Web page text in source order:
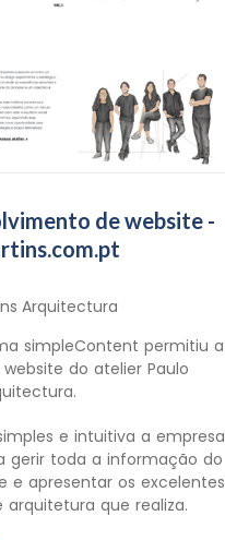
de website -
Arquitectura
simpleContent permitiu a
do atelier Paulo
e intuitiva a empresa
gerir toda a informação do
e apresentar os excelentes
arquitetura que realiza.